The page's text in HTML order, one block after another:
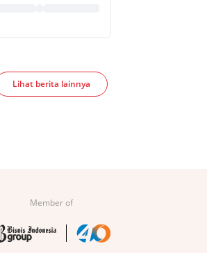
Lihat berita lainnya
Member of